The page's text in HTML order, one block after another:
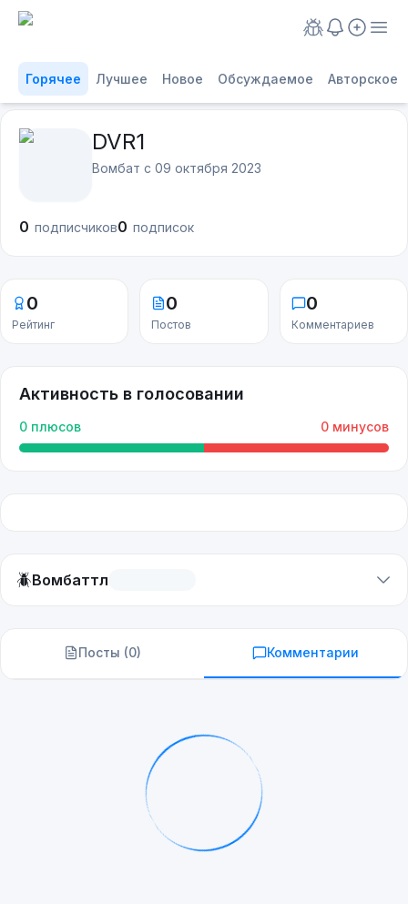
Горячее Лучшее Новое Обсуждаемое Авторское
DVR1
Вомбат с 09 октября 2023
0 подписчиков0 подписок
0
Рейтинг
0
Постов
0
Комментариев
Активность в голосовании
0 плюсов 0 минусов
🪲Вомбаттл
Посты (0) Комментарии